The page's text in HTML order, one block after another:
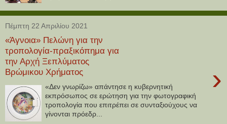
Πέμπτη 22 Απριλίου 2021
«Άγνοια» Πελώνη για την
τροπολογία-πραξικόπημα για
την Αρχή Ξεπλύματος
Βρώμικου Χρήματος
›
«Δεν γνωρίζω» απάντησε η κυβερνητική
εκπρόσωπος σε ερώτηση για την φωτογραφική
τροπολογία που επιτρέπει σε συνταξιούχους να
γίνονται πρόεδρ...